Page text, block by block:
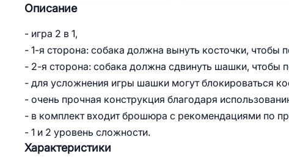
Описание
- игра 2 в 1,
- 1-я сторона: собака должна вынуть косточки, чтобы
- 2-я сторона: собака должна сдвинуть шашки, чтобы
- для усложнения игры шашки могут блокироваться
- очень прочная конструкция благодаря
- в комплект входит брошюра с рекомендациями по
- 1 и 2 уровень сложности.
Характеристики